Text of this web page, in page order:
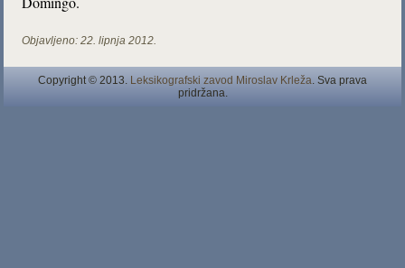
Objavljeno: 22. lipnja 2012.
Copyright © 2013. Leksikografski zavod Miroslav Krleža. Sva prava
pridržana.